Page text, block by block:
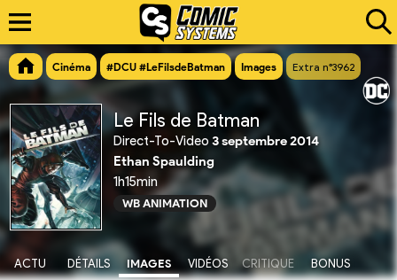
Cinéma #DCU #LeFilsdeBatman Images Extra n°3962
Le Fils de Batman
Direct-To-Video 3 septembre 2014
Ethan Spaulding
1h15min
WB ANIMATION
ACTU DÉTAILS IMAGES VIDÉOS CRITIQUE BONUS